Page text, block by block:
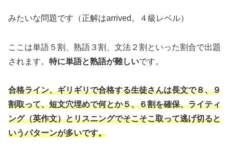
みたいな問題です（正解はarrived。４級レベル）
ここは単語５割、熟語３割、文法２割といった割合で出題
されます。 特に単語と熟語が難しいです。
合格ライン、ギリギリで合格する生徒さんは長文で８、９
割取って、短文穴埋めで何とか５、６割を確保、ライティ
ング（英作文）とリスニングでそこそこ取って逃げ切ると
いうパターンが多いです。